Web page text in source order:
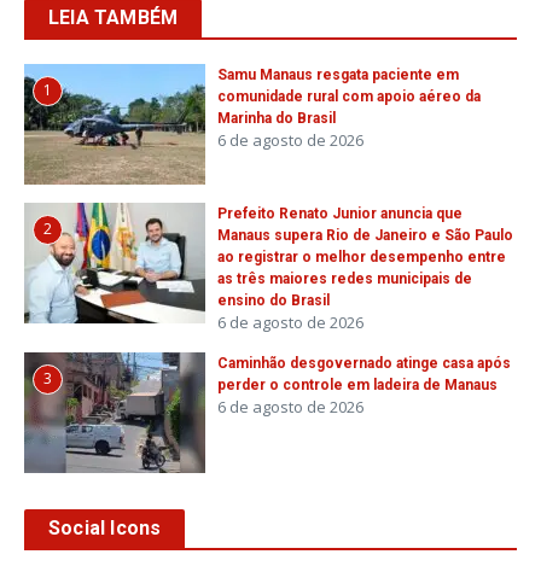
LEIA TAMBÉM
1
Samu Manaus resgata paciente em
comunidade rural com apoio aéreo da
Marinha do Brasil
6 de agosto de 2026
2
Prefeito Renato Junior anuncia que
Manaus supera Rio de Janeiro e São Paulo
ao registrar o melhor desempenho entre
as três maiores redes municipais de
ensino do Brasil
6 de agosto de 2026
3
Caminhão desgovernado atinge casa após
perder o controle em ladeira de Manaus
6 de agosto de 2026
Social Icons